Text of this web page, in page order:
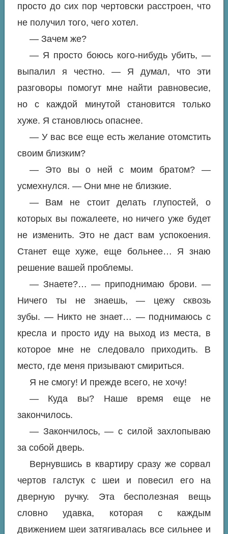
просто до сих пор чертовски расстроен, что
не получил того, чего хотел.
— Зачем же?
— Я просто боюсь кого-нибудь убить, —
выпалил я честно. — Я думал, что эти
разговоры помогут мне найти равновесие,
но с каждой минутой становится только
хуже. Я становлюсь опаснее.
— У вас все еще есть желание отомстить
своим близким?
— Это вы о ней с моим братом? —
усмехнулся. — Они мне не близкие.
— Вам не стоит делать глупостей, о
которых вы пожалеете, но ничего уже будет
не изменить. Это не даст вам успокоения.
Станет еще хуже, еще больнее… Я знаю
решение вашей проблемы.
— Знаете?… — приподнимаю брови. —
Ничего ты не знаешь, — цежу сквозь
зубы. — Никто не знает… — поднимаюсь с
кресла и просто иду на выход из места, в
которое мне не следовало приходить. В
место, где меня призывают смириться.
Я не смогу! И прежде всего, не хочу!
— Куда вы? Наше время еще не
закончилось.
— Закончилось, — с силой захлопываю
за собой дверь.
Вернувшись в квартиру сразу же сорвал
чертов галстук с шеи и повесил его на
дверную ручку. Эта бесполезная вещь
словно удавка, которая с каждым
движением шеи затягивалась все сильнее и